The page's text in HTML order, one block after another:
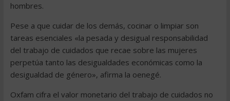
hombres.
Pese a que cuidar de los demás, cocinar o limpiar son
tareas esenciales «la pesada y desigual responsabilidad
del trabajo de cuidados que recae sobre las mujeres
perpetúa tanto las desigualdades económicas como la
desigualdad de género», afirma la oenegé.
Oxfam cifra el valor monetario del trabajo de cuidados no